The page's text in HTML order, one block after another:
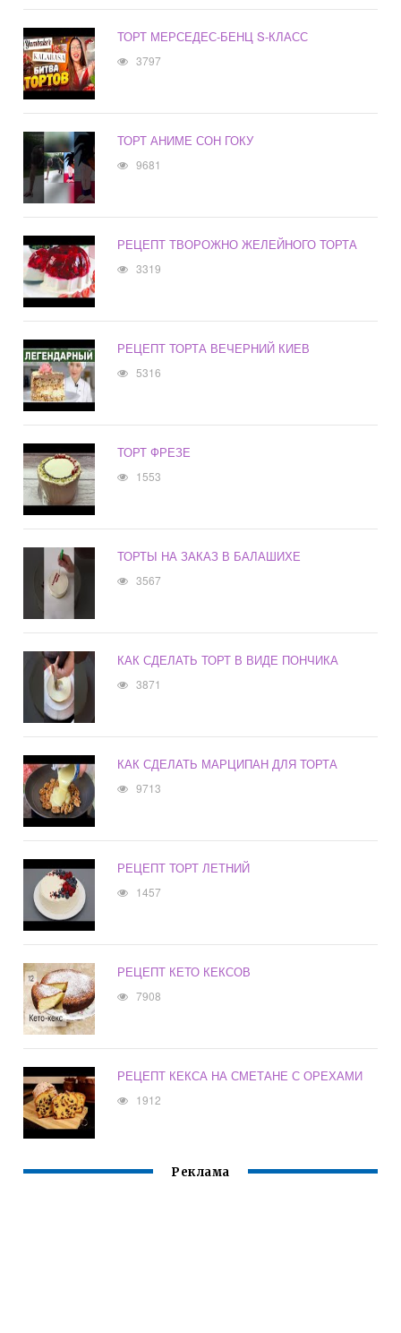
ТОРТ МЕРСЕДЕС-БЕНЦ S-КЛАСС
3797
ТОРТ АНИМЕ СОН ГОКУ
9681
РЕЦЕПТ ТВОРОЖНО ЖЕЛЕЙНОГО ТОРТА
3319
РЕЦЕПТ ТОРТА ВЕЧЕРНИЙ КИЕВ
5316
ТОРТ ФРЕЗЕ
1553
ТОРТЫ НА ЗАКАЗ В БАЛАШИХЕ
3567
КАК СДЕЛАТЬ ТОРТ В ВИДЕ ПОНЧИКА
3871
КАК СДЕЛАТЬ МАРЦИПАН ДЛЯ ТОРТА
9713
РЕЦЕПТ ТОРТ ЛЕТНИЙ
1457
РЕЦЕПТ КЕТО КЕКСОВ
7908
РЕЦЕПТ КЕКСА НА СМЕТАНЕ С ОРЕХАМИ
1912
Реклама